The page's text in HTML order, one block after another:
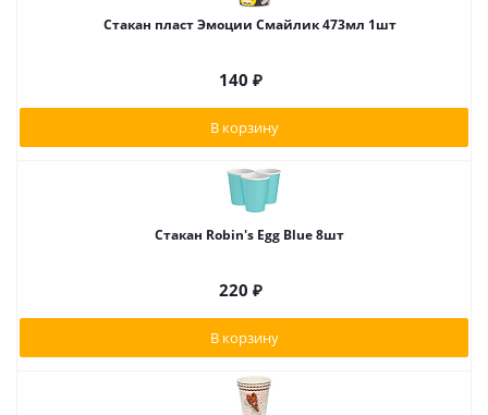
Стакан пласт Эмоции Смайлик 473мл 1шт
140 ₽
В корзину
Стакан Robin's Egg Blue 8шт
220 ₽
В корзину